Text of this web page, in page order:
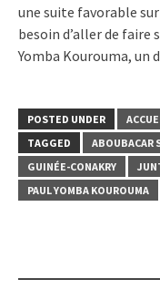
une suite favorable
besoin d’aller de faire
Yomba Kourouma, un
POSTED UNDER
TAGGED
ABOUBACAR
GUINÉE-CONAKRY
PAUL YOMBA KOUROUMA